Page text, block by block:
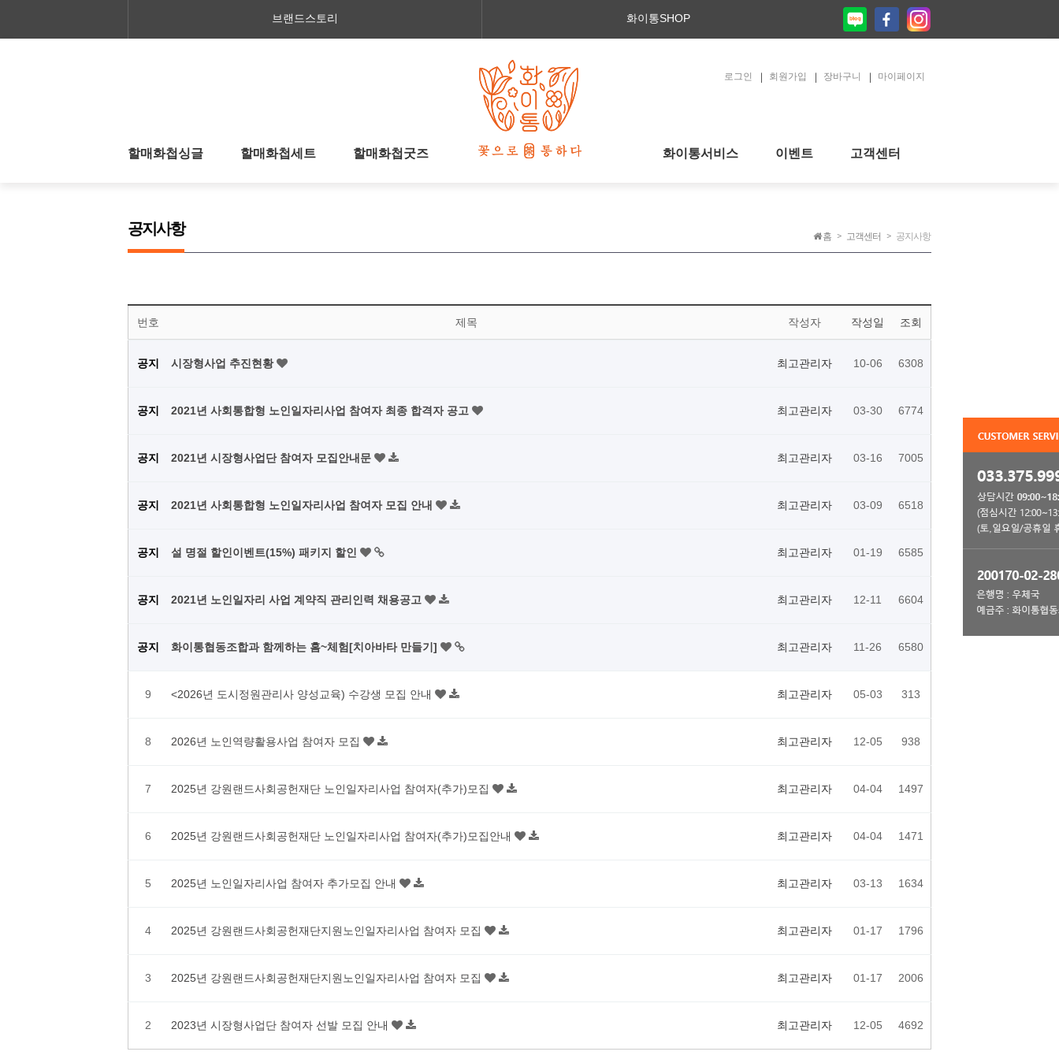
브랜드스토리
화이통SHOP
로그인 회원가입 장바구니 마이페이지
할매화첩싱글 할매화첩세트 할매화첩굿즈 화이통서비스 이벤트 고객센터
홈 고객센터 공지사항
공지사항
번호 제목 작성자 작성일 조회
공지 시장형사업 추진현황 최고관리자 10-06 6308
공지 2021년 사회통합형 노인일자리사업 참여자 최종 합격자 공고 최고관리자 03-30 6774
공지 2021년 시장형사업단 참여자 모집안내문 최고관리자 03-16 7005
공지 2021년 사회통합형 노인일자리사업 참여자 모집 안내 최고관리자 03-09 6518
공지 설 명절 할인이벤트(15%) 패키지 할인 최고관리자 01-19 6585
공지 2021년 노인일자리 사업 계약직 관리인력 채용공고 최고관리자 12-11 6604
공지 화이통협동조합과 함께하는 홈~체험[치아바타 만들기] 최고관리자 11-26 6580
9 <2026년 도시정원관리사 양성교육) 수강생 모집 안내 최고관리자 05-03 313
8 2026년 노인역량활용사업 참여자 모집 최고관리자 12-05 938
7 2025년 강원랜드사회공헌재단 노인일자리사업 참여자(추가)모집 최고관리자 04-04 1497
6 2025년 강원랜드사회공헌재단 노인일자리사업 참여자(추가)모집안내 최고관리자 04-04 1471
5 2025년 노인일자리사업 참여자 추가모집 안내 최고관리자 03-13 1634
4 2025년 강원랜드사회공헌재단지원노인일자리사업 참여자 모집 최고관리자 01-17 1796
3 2025년 강원랜드사회공헌재단지원노인일자리사업 참여자 모집 최고관리자 01-17 2006
2 2023년 시장형사업단 참여자 선발 모집 안내 최고관리자 12-05 4692